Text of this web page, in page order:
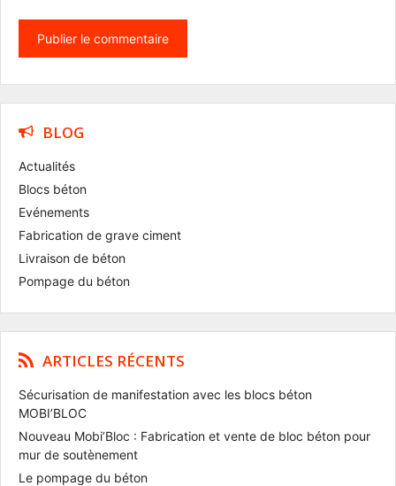
BLOG
Actualités
Blocs béton
Evénements
Fabrication de grave ciment
Livraison de béton
Pompage du béton
ARTICLES RÉCENTS
Sécurisation de manifestation avec les blocs béton
MOBI’BLOC
Nouveau Mobi’Bloc : Fabrication et vente de bloc béton pour
mur de soutènement
Le pompage du béton